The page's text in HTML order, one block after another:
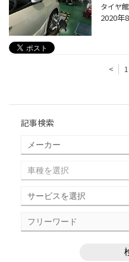
2020年
< 1
記事検索